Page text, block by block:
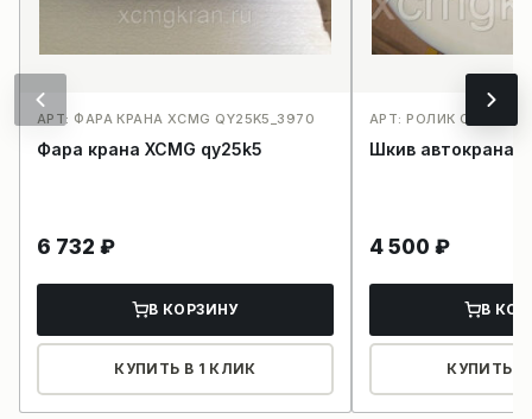
АРТ: ФАРА КРАНА XCMG QY25K5_3970
Фара крана XCMG qy25k5
6 732 ₽
В КОРЗИНУ
КУПИТЬ В 1 КЛИК
АРТ: РОЛИК
Шкив автокрана
4 500 ₽
В
КУПИТЬ В